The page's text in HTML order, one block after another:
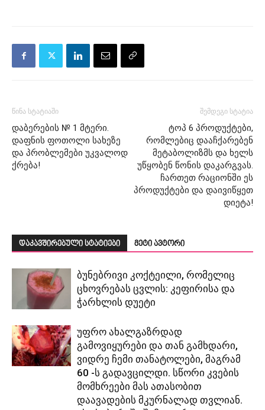
წინა სტატიაში
დაბერების № 1 მტერი.
დაფნის ფოთოლი სახეზე
და პრობლემები უკვალოდ
ქრება!
შემდეგი სტატია
ტოპ 6 პროდუქტები,
რომლებიც დააჩქარებენ
მეტაბოლიზმს და ხელს
უწყობენ წონის დაკარგვას.
ჩართეთ რაციონში ეს
პროდუქტები და დაივიწყეთ
დიეტა!
დაკავშირებული სტატიები მეტი ავტორი
ბუნებრივი კოქტეილი, რომელიც
ცხოვრებას ცვლის: კეფირისა და
ჭარხლის დუეტი
უფრო ახალგაზრდად
გამოვიყურები და თან გამხდარი,
ვიდრე ჩემი თანატოლები, მაგრამ
60 -ს გადავცილდი. სწორი კვების
მომხრეები მას ათასობით
დაავადების მკურნალად თვლიან.